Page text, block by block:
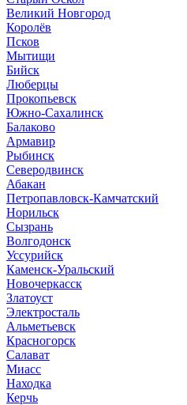
Великий Новгород
Королёв
Псков
Мытищи
Бийск
Люберцы
Прокопьевск
Южно-Сахалинск
Балаково
Армавир
Рыбинск
Северодвинск
Абакан
Петропавловск-Камчатский
Норильск
Сызрань
Волгодонск
Уссурийск
Каменск-Уральский
Новочеркасск
Златоуст
Электросталь
Альметьевск
Красногорск
Салават
Миасс
Находка
Керчь